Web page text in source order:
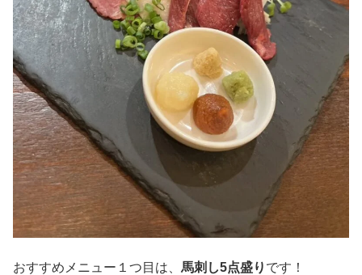
おすすめメニュー１つ目は、 馬刺し5点盛り です！